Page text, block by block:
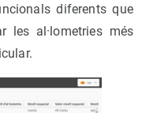
diferents que
les al·lometries més